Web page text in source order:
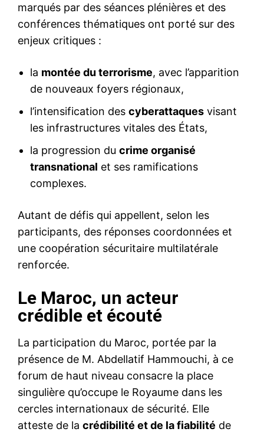
marqués par des séances plénières et des
conférences thématiques ont porté sur des
enjeux critiques :
la montée du terrorisme, avec l’apparition
de nouveaux foyers régionaux,
l’intensification des cyberattaques visant
les infrastructures vitales des États,
la progression du crime organisé
transnational et ses ramifications
complexes.
Autant de défis qui appellent, selon les
participants, des réponses coordonnées et
une coopération sécuritaire multilatérale
renforcée.
Le Maroc, un acteur
crédible et écouté
La participation du Maroc, portée par la
présence de M. Abdellatif Hammouchi, à ce
forum de haut niveau consacre la place
singulière qu’occupe le Royaume dans les
cercles internationaux de sécurité. Elle
atteste de la crédibilité et de la fiabilité de